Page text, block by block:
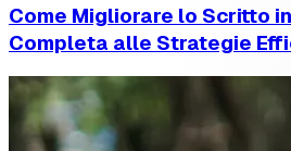
Come Migliorare lo Scritto
Completa alle Strategie